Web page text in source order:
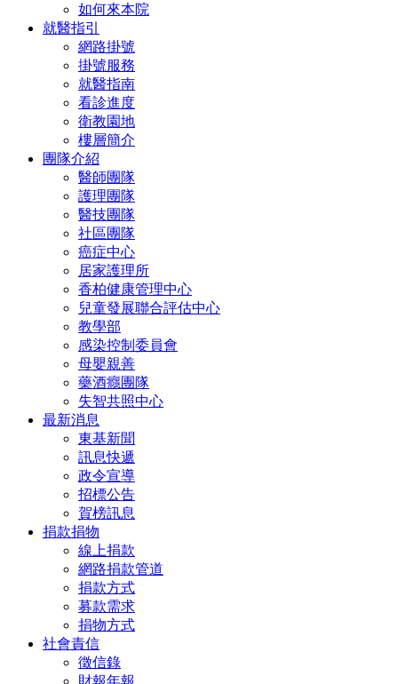
如何來本院
就醫指引
網路掛號
掛號服務
就醫指南
看診進度
衛教園地
樓層簡介
團隊介紹
醫師團隊
護理團隊
醫技團隊
社區團隊
癌症中心
居家護理所
香柏健康管理中心
兒童發展聯合評估中心
教學部
感染控制委員會
母嬰親善
藥酒癮團隊
失智共照中心
最新消息
東基新聞
訊息快遞
政令宣導
招標公告
賀榜訊息
捐款捐物
線上捐款
網路捐款管道
捐款方式
募款需求
捐物方式
社會責信
徵信錄
財報年報